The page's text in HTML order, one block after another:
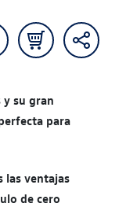
su gran
para
las ventajas
de cero